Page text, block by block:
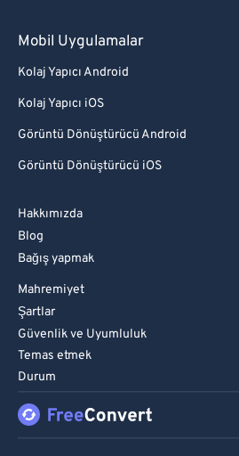
Mobil Uygulamalar
Kolaj Yapıcı Android
Kolaj Yapıcı iOS
Görüntü Dönüştürücü Android
Görüntü Dönüştürücü iOS
Hakkımızda
Blog
Bağış yapmak
Mahremiyet
Şartlar
Güvenlik ve Uyumluluk
Temas etmek
Durum